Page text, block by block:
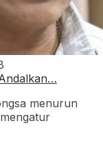
menurun